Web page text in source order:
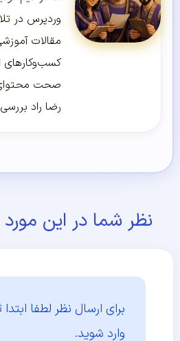
وردپرس در
مقالات
کسب‌و‌کارهای
صحت
رضا راد
نظر شما در این
برای ارسال نظر لطفا ابتدا
وارد شوید.